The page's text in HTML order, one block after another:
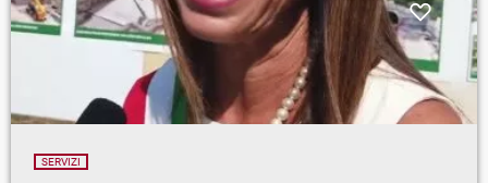
SERVIZI